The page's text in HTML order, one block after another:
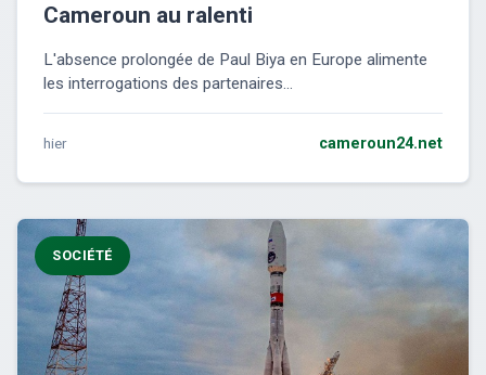
Cameroun au ralenti
L'absence prolongée de Paul Biya en Europe alimente
les interrogations des partenaires...
hier cameroun24.net
SOCIÉTÉ